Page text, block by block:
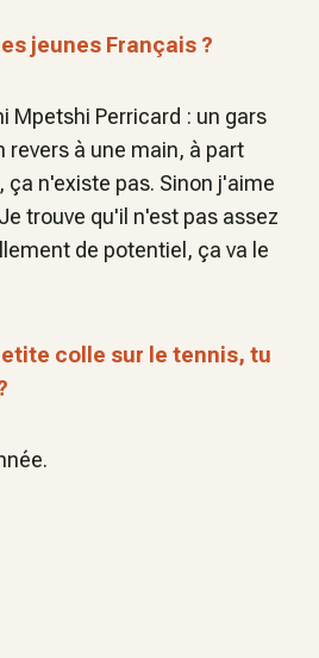
jeunes Français ?
Mpetshi Perricard : un gars
revers à une main, à part
ça n'existe pas. Sinon j'aime
trouve qu'il n'est pas assez
de potentiel, ça va le
colle sur le tennis, tu